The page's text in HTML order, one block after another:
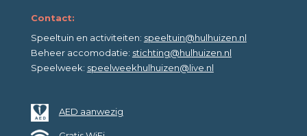
Contact:
Speeltuin en activiteiten: speeltuin@hulhuizen.nl
Beheer accomodatie: stichting@hulhuizen.nl
Speelweek: speelweekhulhuizen@live.nl
AED aanwezig